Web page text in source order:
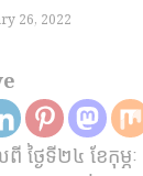
26, 2022
ថ្ងៃទី២៤ ខែកុម្ភ